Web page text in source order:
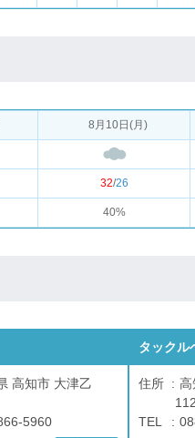
8月10日(月)
32/26
40%
高知市 大津乙
5960
タックル
住所
高
TEL